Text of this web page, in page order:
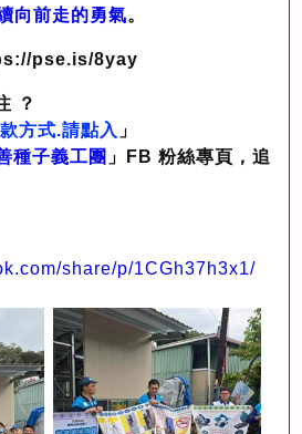
向前走的勇氣。
pse.is/8yay
？
方式.請點入 」
種子義工團 」FB 粉絲專頁，追
share/p/1CGh37h3x1/